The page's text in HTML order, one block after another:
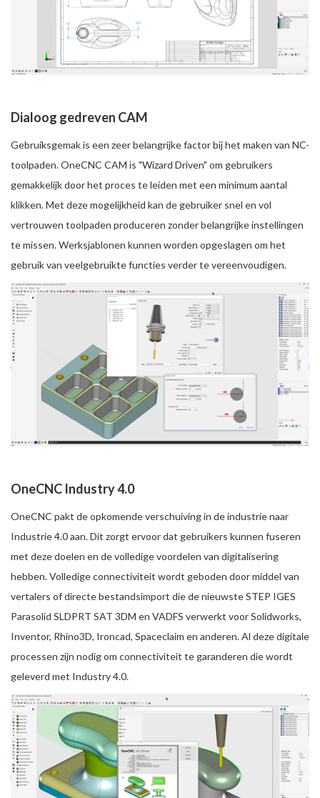
Dialoog gedreven CAM
Gebruiksgemak is een zeer belangrijke factor bij het maken van NC-
toolpaden. OneCNC CAM is "Wizard Driven" om gebruikers
gemakkelijk door het proces te leiden met een minimum aantal
klikken. Met deze mogelijkheid kan de gebruiker snel en vol
vertrouwen toolpaden produceren zonder belangrijke instellingen
te missen. Werksjablonen kunnen worden opgeslagen om het
gebruik van veelgebruikte functies verder te vereenvoudigen.
OneCNC Industry 4.0
OneCNC pakt de opkomende verschuiving in de industrie naar
Industrie 4.0 aan. Dit zorgt ervoor dat gebruikers kunnen fuseren
met deze doelen en de volledige voordelen van digitalisering
hebben. Volledige connectiviteit wordt geboden door middel van
vertalers of directe bestandsimport die de nieuwste STEP IGES
Parasolid SLDPRT SAT 3DM en VADFS verwerkt voor Solidworks,
Inventor, Rhino3D, Ironcad, Spaceclaim en anderen. Al deze digitale
processen zijn nodig om connectiviteit te garanderen die wordt
geleverd met Industry 4.0.